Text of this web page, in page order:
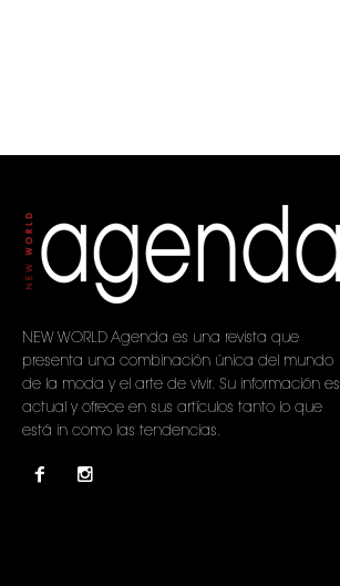
NEW WORLD Agenda es una revista que
presenta una combinación única del mundo
de la moda y el arte de vivir. Su información es
actual y ofrece en sus artículos tanto lo que
está in como las tendencias.